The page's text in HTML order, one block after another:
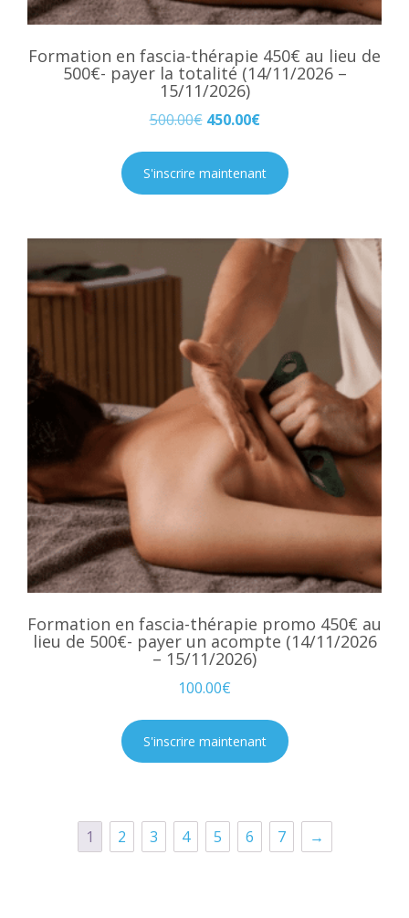
Formation en fascia-thérapie 450€ au lieu de
500€- payer la totalité (14/11/2026 –
15/11/2026)
500.00€ 450.00€
S'inscrire maintenant
Formation en fascia-thérapie promo 450€ au
lieu de 500€- payer un acompte (14/11/2026
– 15/11/2026)
100.00€
S'inscrire maintenant
1 2 3 4 5 6 7 →